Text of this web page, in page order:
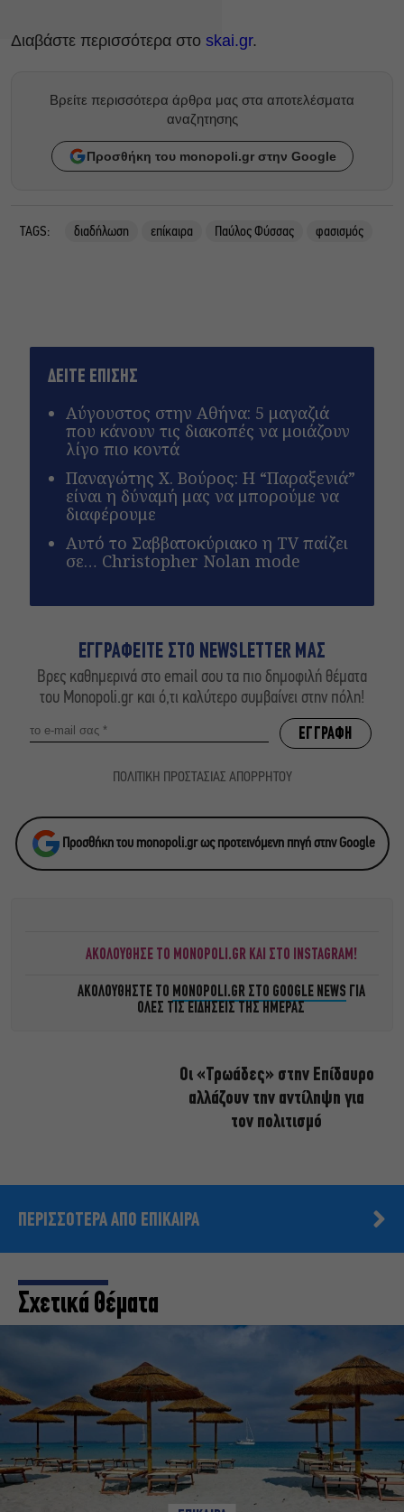
Διαβάστε περισσότερα στο skai.gr.
Βρείτε περισσότερα άρθρα μας στα αποτελέσματα
αναζητησης
Προσθήκη του monopoli.gr στην Google
TAGS: διαδήλωση επίκαιρα Παύλος Φύσσας φασισμός
ΔΕΙΤΕ ΕΠΙΣΗΣ
Αύγουστος στην Αθήνα: 5 μαγαζιά
που κάνουν τις διακοπές να μοιάζουν
λίγο πιο κοντά
Παναγώτης Χ. Βούρος: Η “Παραξενιά”
είναι η δύναμή μας να μπορούμε να
διαφέρουμε
Αυτό το Σαββατοκύριακο η TV παίζει
σε… Christopher Nolan mode
ΕΓΓΡΑΦΕΙΤΕ ΣΤΟ NEWSLETTER ΜΑΣ
Βρες καθημερινά στο email σου τα πιο δημοφιλή θέματα
του Monopoli.gr και ό,τι καλύτερο συμβαίνει στην πόλη!
ΠΟΛΙΤΙΚΗ ΠΡΟΣΤΑΣΙΑΣ ΑΠΟΡΡΗΤΟΥ
Προσθήκη του monopoli.gr ως προτεινόμενη πηγή στην Google
ΑΚΟΛΟΥΘΗΣΕ ΤΟ MONOPOLI.GR ΚΑΙ ΣΤΟ INSTAGRAM!
ΑΚΟΛΟΥΘΗΣΤΕ ΤΟ MONOPOLI.GR ΣΤΟ GOOGLE NEWS ΓΙΑ
ΟΛΕΣ ΤΙΣ ΕΙΔΗΣΕΙΣ ΤΗΣ ΗΜΕΡΑΣ
Οι «Τρωάδες» στην Επίδαυρο
αλλάζουν την αντίληψη για
τον πολιτισμό
ΠΕΡΙΣΣΟΤΕΡΑ ΑΠΟ ΕΠΙΚΑΙΡΑ
Σχετικά Θέματα